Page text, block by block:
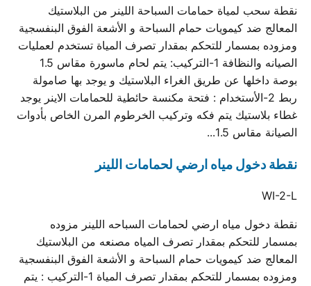
نقطة سحب لمياة حمامات السباحة اللينر من البلاستيك
المعالج ضد كيمويات حمام السباحة و الأشعة الفوق البنفسجية
ومزوده بمسمار للتحكم بمقدار تصرف المياة تستخدم لعمليات
الصيانه والنظافة 1-التركيب: يتم لحام ماسورة مقاس 1.5
بوصة داخلها عن طريق الغراء البلاستيك و يوجد بها صامولة
ربط 2-الأستخدام : فتحة مكنسة حائطية للحمامات الاينر يوجد
غطاء بلاستيك يتم فكه وتركيب الخرطوم المرن الخاص بأدوات
الصيانة مقاس 1.5...
نقطة دخول مياه ارضي لحمامات اللينر
WI-2-L
نقطة دخول مياه ارضي لحمامات السباحه اللينر مزوده
بمسمار للتحكم بمقدار تصرف المياه مصنعه من البلاستيك
المعالج ضد كيمويات حمام السباحة و الأشعة الفوق البنفسجية
ومزوده بمسمار للتحكم بمقدار تصرف المياة 1-التركيب : يتم